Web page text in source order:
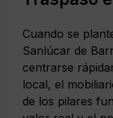
Cuando se
Sanlúcar de
centrarse
local, el
de los pilares